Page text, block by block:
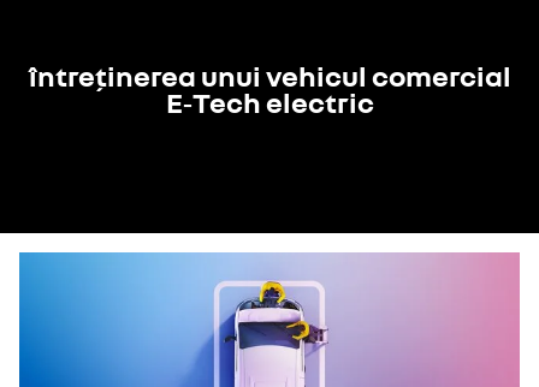
întreținerea unui vehicul comercial
E‑Tech electric